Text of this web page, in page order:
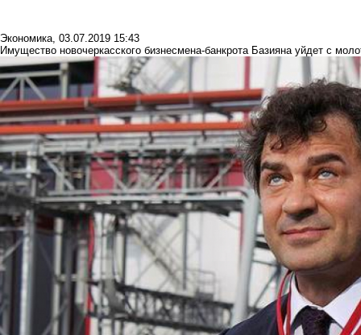
Экономика, 03.07.2019 15:43
Имущество новочеркасского бизнесмена-банкрота Базияна уйдет с